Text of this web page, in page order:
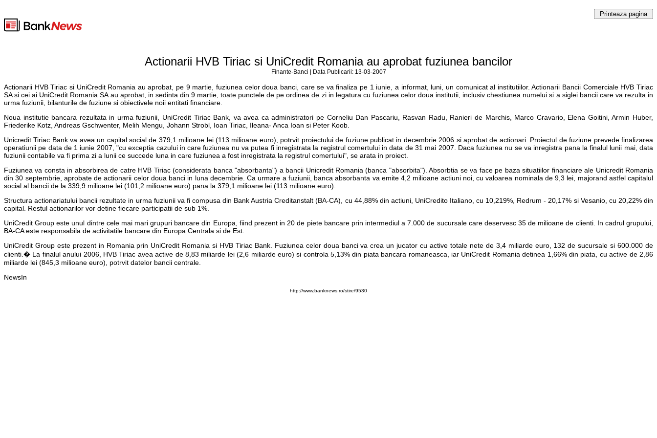
Actionarii HVB Tiriac si UniCredit Romania au aprobat fuziunea bancilor
Finante-Banci | Data Publicarii: 13-03-2007
Actionarii HVB Tiriac si UniCredit Romania au aprobat, pe 9 martie, fuziunea celor doua banci, care se va finaliza pe 1 iunie, a informat, luni, un comunicat al institutiilor. Actionarii Bancii Comerciale HVB Tiriac
SA si cei ai UniCredit Romania SA au aprobat, in sedinta din 9 martie, toate punctele de pe ordinea de zi in legatura cu fuziunea celor doua institutii, inclusiv chestiunea numelui si a siglei bancii care va rezulta in
urma fuziunii, bilanturile de fuziune si obiectivele noii entitati financiare.
Noua institutie bancara rezultata in urma fuziunii, UniCredit Tiriac Bank, va avea ca administratori pe Corneliu Dan Pascariu, Rasvan Radu, Ranieri de Marchis, Marco Cravario, Elena Goitini, Armin Huber,
Friederike Kotz, Andreas Gschwenter, Melih Mengu, Johann Strobl, Ioan Tiriac, Ileana- Anca Ioan si Peter Koob.
Unicredit Tiriac Bank va avea un capital social de 379,1 milioane lei (113 milioane euro), potrvit proiectului de fuziune publicat in decembrie 2006 si aprobat de actionari. Proiectul de fuziune prevede finalizarea
operatiunii pe data de 1 iunie 2007, "cu exceptia cazului in care fuziunea nu va putea fi inregistrata la registrul comertului in data de 31 mai 2007. Daca fuziunea nu se va inregistra pana la finalul lunii mai, data
fuziunii contabile va fi prima zi a lunii ce succede luna in care fuziunea a fost inregistrata la registrul comertului", se arata in proiect.
Fuziunea va consta in absorbirea de catre HVB Tiriac (considerata banca "absorbanta") a bancii Unicredit Romania (banca "absorbita"). Absorbtia se va face pe baza situatiilor financiare ale Unicredit Romania
din 30 septembrie, aprobate de actionarii celor doua banci in luna decembrie. Ca urmare a fuziunii, banca absorbanta va emite 4,2 milioane actiuni noi, cu valoarea nominala de 9,3 lei, majorand astfel capitalul
social al bancii de la 339,9 milioane lei (101,2 milioane euro) pana la 379,1 milioane lei (113 milioane euro).
Structura actionariatului bancii rezultate in urma fuziunii va fi compusa din Bank Austria Creditanstalt (BA-CA), cu 44,88% din actiuni, UniCredito Italiano, cu 10,219%, Redrum - 20,17% si Vesanio, cu 20,22% din
capital. Restul actionarilor vor detine fiecare participatii de sub 1%.
UniCredit Group este unul dintre cele mai mari grupuri bancare din Europa, fiind prezent in 20 de piete bancare prin intermediul a 7.000 de sucursale care deservesc 35 de milioane de clienti. In cadrul grupului,
BA-CA este responsabila de activitatile bancare din Europa Centrala si de Est.
UniCredit Group este prezent in Romania prin UniCredit Romania si HVB Tiriac Bank. Fuziunea celor doua banci va crea un jucator cu active totale nete de 3,4 miliarde euro, 132 de sucursale si 600.000 de
clienti.� La finalul anului 2006, HVB Tiriac avea active de 8,83 miliarde lei (2,6 miliarde euro) si controla 5,13% din piata bancara romaneasca, iar UniCredit Romania detinea 1,66% din piata, cu active de 2,86
miliarde lei (845,3 milioane euro), potrvit datelor bancii centrale.
NewsIn
http://www.banknews.ro/stire/9530